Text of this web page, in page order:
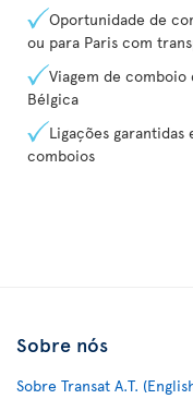
Oportunidade de
ou para Paris com
Viagem de comboio
Bélgica
Ligações garantidas
comboios
Sobre nós
Sobre Transat A.T.